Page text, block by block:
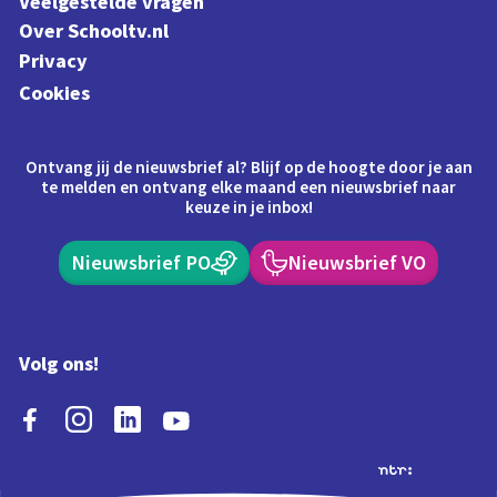
Over Schooltv.nl
Privacy
Cookies
Ontvang jij de nieuwsbrief al? Blijf op de hoogte door je aan
te melden en ontvang elke maand een nieuwsbrief naar
keuze in je inbox!
Nieuwsbrief PO Nieuwsbrief VO
Volg ons!